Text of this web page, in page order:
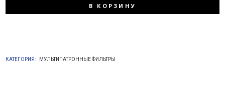
В КОРЗИНУ
КАТЕГОРИЯ: МУЛЬТИПАТРОННЫЕ ФИЛЬТРЫ